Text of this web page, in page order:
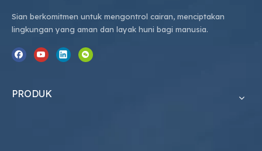
Sian berkomitmen untuk mengontrol cairan, menciptakan
lingkungan yang aman dan layak huni bagi manusia.
PRODUK